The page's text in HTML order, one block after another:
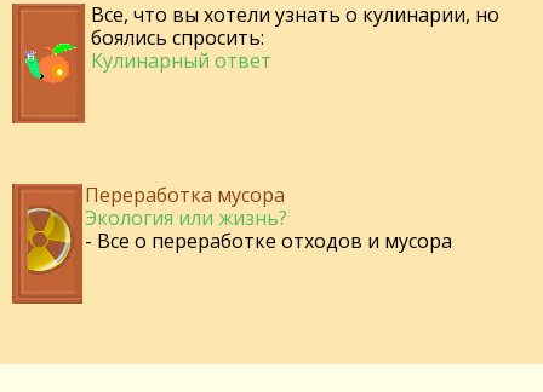
Все, что вы хотели узнать о кулинарии, но
боялись спросить:
Кулинарный ответ
Переработка мусора
Экология или жизнь?
- Все о переработке отходов и мусора